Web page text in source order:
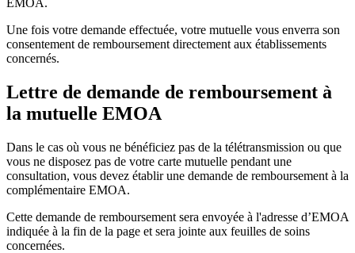
EMOA.
Une fois votre demande effectuée, votre mutuelle vous enverra son
consentement de remboursement directement aux établissements
concernés.
Lettre de demande de remboursement à
la mutuelle EMOA
Dans le cas où vous ne bénéficiez pas de la télétransmission ou que
vous ne disposez pas de votre carte mutuelle pendant une
consultation, vous devez établir une demande de remboursement à la
complémentaire EMOA.
Cette demande de remboursement sera envoyée à l'adresse d’EMOA
indiquée à la fin de la page et sera jointe aux feuilles de soins
concernées.